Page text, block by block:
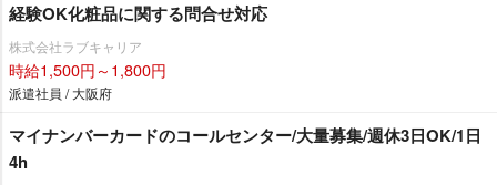
経験OK化粧品に関する問合せ対応
株式会社ラブキャリア
時給1,500円～1,800円
派遣社員 / 大阪府
マイナンバーカードのコールセンター/大量募集/週休3日OK/1日
4h